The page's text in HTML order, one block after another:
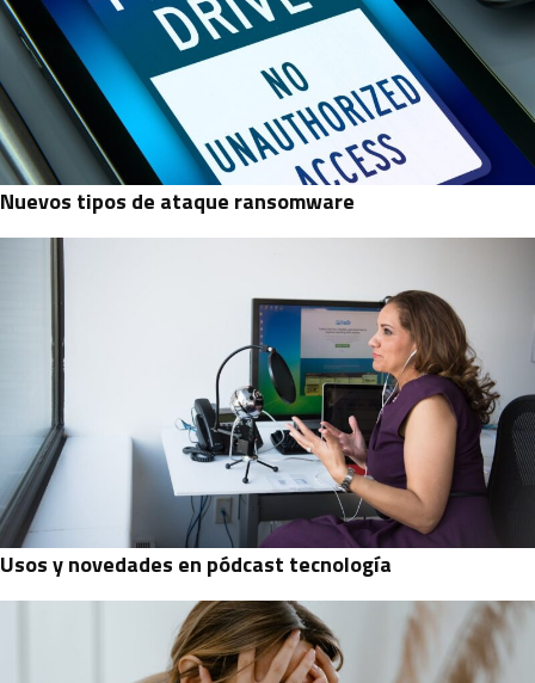
Nuevos tipos de ataque ransomware
Usos y novedades en pódcast tecnología